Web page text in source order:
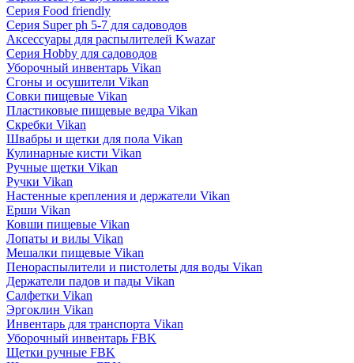
Серия Food friendly
Серия Super ph 5-7 для садоводов
Аксессуары для распылителей Kwazar
Серия Hobby для садоводов
Уборочный инвентарь Vikan
Сгоны и осушители Vikan
Совки пищевые Vikan
Пластиковые пищевые ведра Vikan
Скребки Vikan
Швабры и щетки для пола Vikan
Кулинарные кисти Vikan
Ручные щетки Vikan
Ручки Vikan
Настенные крепления и держатели Vikan
Ерши Vikan
Ковши пищевые Vikan
Лопаты и вилы Vikan
Мешалки пищевые Vikan
Пенораспылители и пистолеты для воды Vikan
Держатели падов и пады Vikan
Салфетки Vikan
Эргоклин Vikan
Инвентарь для транспорта Vikan
Уборочный инвентарь FBK
Щетки ручные FBK